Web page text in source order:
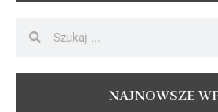
NAJNOWSZE